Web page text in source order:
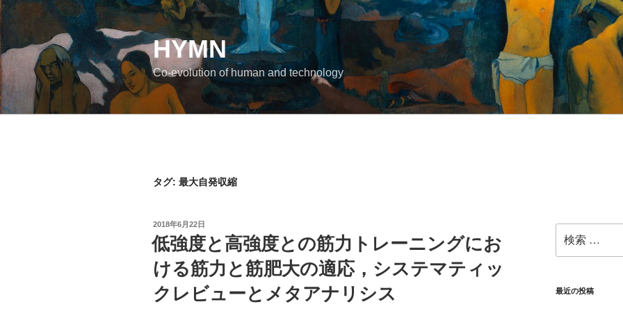
コ
ン
テ
ン
ツ
へ
ス
HYMN
Co-evolution of human and technology
タグ: 最大自発収縮
投
稿
日:
2018年6月22日
低強度と高強度との筋力トレーニングにお
ける筋力と筋肥大の適応，システマティッ
クレビューとメタアナリシス
索:
最近の投稿